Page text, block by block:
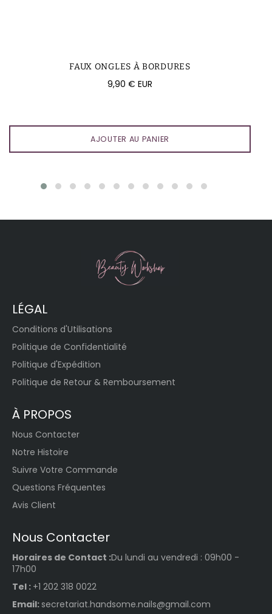
FAUX ONGLES À BORDURES
Prix
9,90 € EUR
AJOUTER AU PANIER
LÉGAL
Conditions d'Utilisations
Politique de Confidentialité
Politique d'Expédition
Politique de Retour & Remboursement
À PROPOS
Nous Contacter
Notre Histoire
Suivre Votre Commande
Questions Fréquentes
Avis Client
Nous Contacter
Horaires de Contact :Du lundi au vendredi : 09h00 -
17h00
Tel : +1 202 318 0022
Email: secretariat.handsome.nails@gmail.com